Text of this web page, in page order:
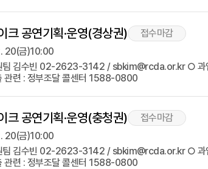
공연기획·운영(경상권)
접수마감
20(금)10:00
팀 김수빈 02-2623-3142 / sbkim@rcda.or.kr ○
관련 : 정부조달 콜센터 1588-0800
공연기획·운영(충청권)
접수마감
20(금)10:00
팀 김수빈 02-2623-3142 / sbkim@rcda.or.kr ○
관련 : 정부조달 콜센터 1588-0800